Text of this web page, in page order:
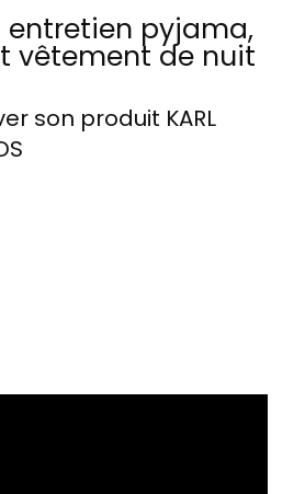
entretien pyjama,
vêtement de nuit
son produit KARL